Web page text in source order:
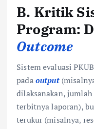
B. Kritik
Program:
Outcome
Sistem evaluasi
padaoutput
dilaksanakan,
terbitnya laporan),
terukur (misalnya,